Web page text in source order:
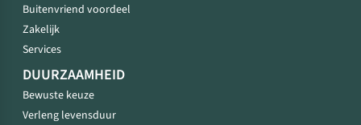
Buitenvriend voordeel
Zakelijk
Services
DUURZAAMHEID
Bewuste keuze
Verleng levensduur